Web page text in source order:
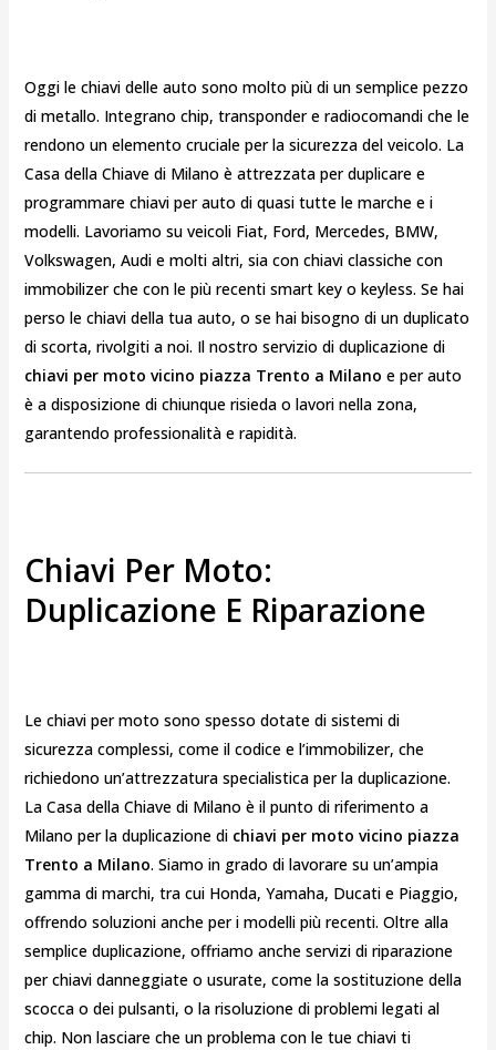
Oggi le chiavi delle auto sono molto più di un semplice pezzo
di metallo. Integrano chip, transponder e radiocomandi che le
rendono un elemento cruciale per la sicurezza del veicolo. La
Casa della Chiave di Milano è attrezzata per duplicare e
programmare chiavi per auto di quasi tutte le marche e i
modelli. Lavoriamo su veicoli Fiat, Ford, Mercedes, BMW,
Volkswagen, Audi e molti altri, sia con chiavi classiche con
immobilizer che con le più recenti smart key o keyless. Se hai
perso le chiavi della tua auto, o se hai bisogno di un duplicato
di scorta, rivolgiti a noi. Il nostro servizio di duplicazione di
chiavi per moto vicino piazza Trento a Milano e per auto
è a disposizione di chiunque risieda o lavori nella zona,
garantendo professionalità e rapidità.
Chiavi Per Moto:
Duplicazione E Riparazione
Le chiavi per moto sono spesso dotate di sistemi di
sicurezza complessi, come il codice e l’immobilizer, che
richiedono un’attrezzatura specialistica per la duplicazione.
La Casa della Chiave di Milano è il punto di riferimento a
Milano per la duplicazione di chiavi per moto vicino piazza
Trento a Milano. Siamo in grado di lavorare su un’ampia
gamma di marchi, tra cui Honda, Yamaha, Ducati e Piaggio,
offrendo soluzioni anche per i modelli più recenti. Oltre alla
semplice duplicazione, offriamo anche servizi di riparazione
per chiavi danneggiate o usurate, come la sostituzione della
scocca o dei pulsanti, o la risoluzione di problemi legati al
chip. Non lasciare che un problema con le tue chiavi ti